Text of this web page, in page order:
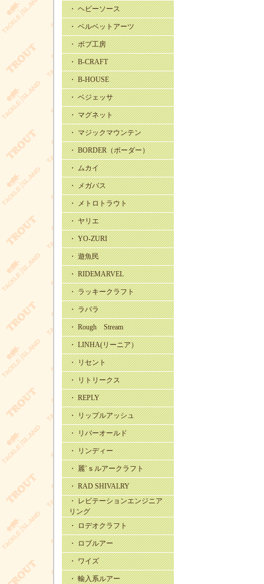
・ ヘビーソース
・ ベルベットアーツ
・ ボブ工房
・ B-CRAFT
・ B-HOUSE
・ ベジェッサ
・ マグネット
・ マジックマウンテン
・ BORDER（ボーダー）
・ ムカイ
・ メガバス
・ メトロトラウト
・ ヤリエ
・ YO-ZURI
・ 遊魚民
・ RIDEMARVEL
・ ラッキークラフト
・ ラパラ
・ Rough Stream
・ LINHA(リーニア）
・ リセント
・ リトリークス
・ REPLY
・ リップルアッシュ
・ リバーオールド
・ リンディー
・ 麗’ｓルアークラフト
・ RAD SHIVALRY
・ レビテーションエンジニア
リング
・ ロデオクラフト
・ ロブルアー
・ ワイズ
・ 輸入系ルアー